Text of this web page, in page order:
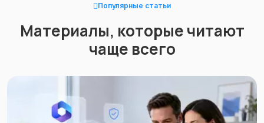
Популярные статьи
Материалы, которые читают
чаще всего